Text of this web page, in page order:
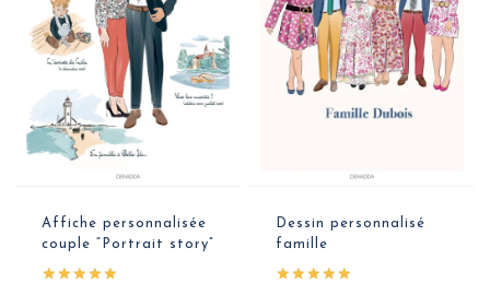
Affiche personnalisée
couple “Portrait story”
Dessin personnalisé
famille